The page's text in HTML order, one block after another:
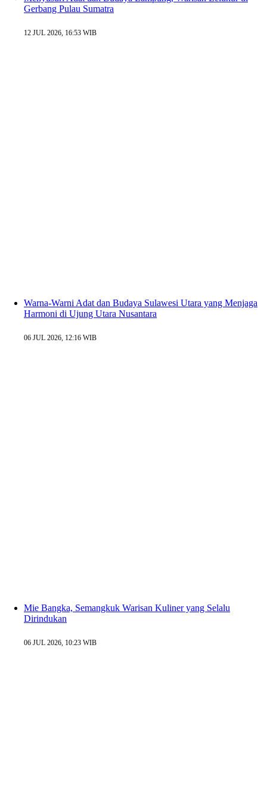
Gerbang Pulau Sumatra
12 JUL 2026, 16:53 WIB
Warna-Warni Adat dan Budaya Sulawesi Utara yang Menjaga
Harmoni di Ujung Utara Nusantara
06 JUL 2026, 12:16 WIB
Mie Bangka, Semangkuk Warisan Kuliner yang Selalu
Dirindukan
06 JUL 2026, 10:23 WIB